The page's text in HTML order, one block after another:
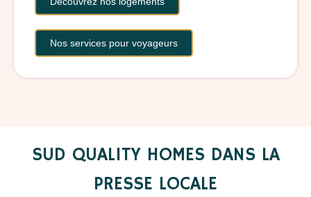
Nos services pour voyageurs
SUD QUALITY HOMES DANS LA
PRESSE LOCALE